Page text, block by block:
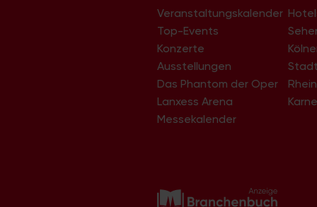
u
n
g
-
N
a
a
Veranstaltungskalender
Top-Events
Konzerte
Ausstellungen
Das Phantom der Oper
Lanxess Arena
Messekalender